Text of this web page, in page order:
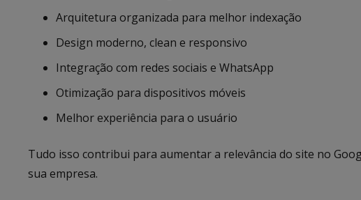
Arquitetura organizada para melhor indexação
Design moderno, clean e responsivo
Integração com redes sociais e WhatsApp
Otimização para dispositivos móveis
Melhor experiência para o usuário
Tudo isso contribui para aumentar a relevância do site no
sua empresa.